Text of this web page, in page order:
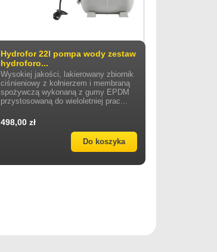
Hydrofor 22l pompa wody zestaw
hydroforo...
Wysokiej jakości, lakierowany zbiornik
ciśnieniowy z kołnierzem i membraną
spożywczą wykonaną z gumy EPDM
przystosowaną do wieloletniej prac...
498,00 zł
Do koszyka